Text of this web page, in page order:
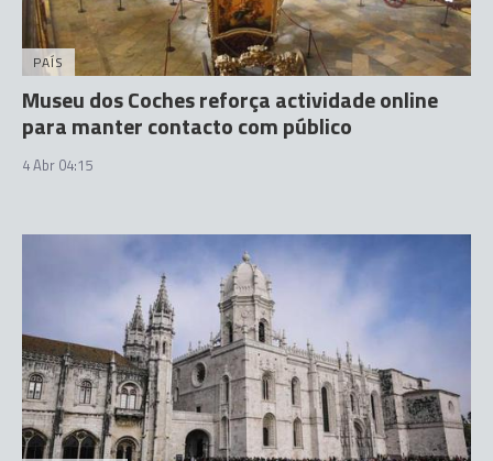
PAÍS
Museu dos Coches reforça actividade online
para manter contacto com público
4 Abr 04:15